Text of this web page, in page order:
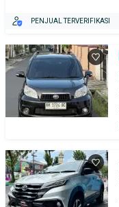
PENJUAL TERVERIFIKASI